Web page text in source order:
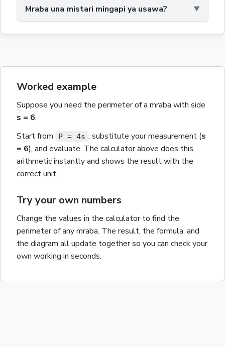
Mraba una mistari mingapi ya usawa?
Worked example
Suppose you need the perimeterof a mraba with side
s = 6.
Start from
P = 4s , substitute your measurement (s
= 6), and evaluate. The calculator above does this
arithmetic instantly and shows the result with the
correct unit.
Try your own numbers
Change the values in the calculator to find the
perimeterof anymraba. The result, the formula, and
the diagram all update together so you can check your
own working in seconds.